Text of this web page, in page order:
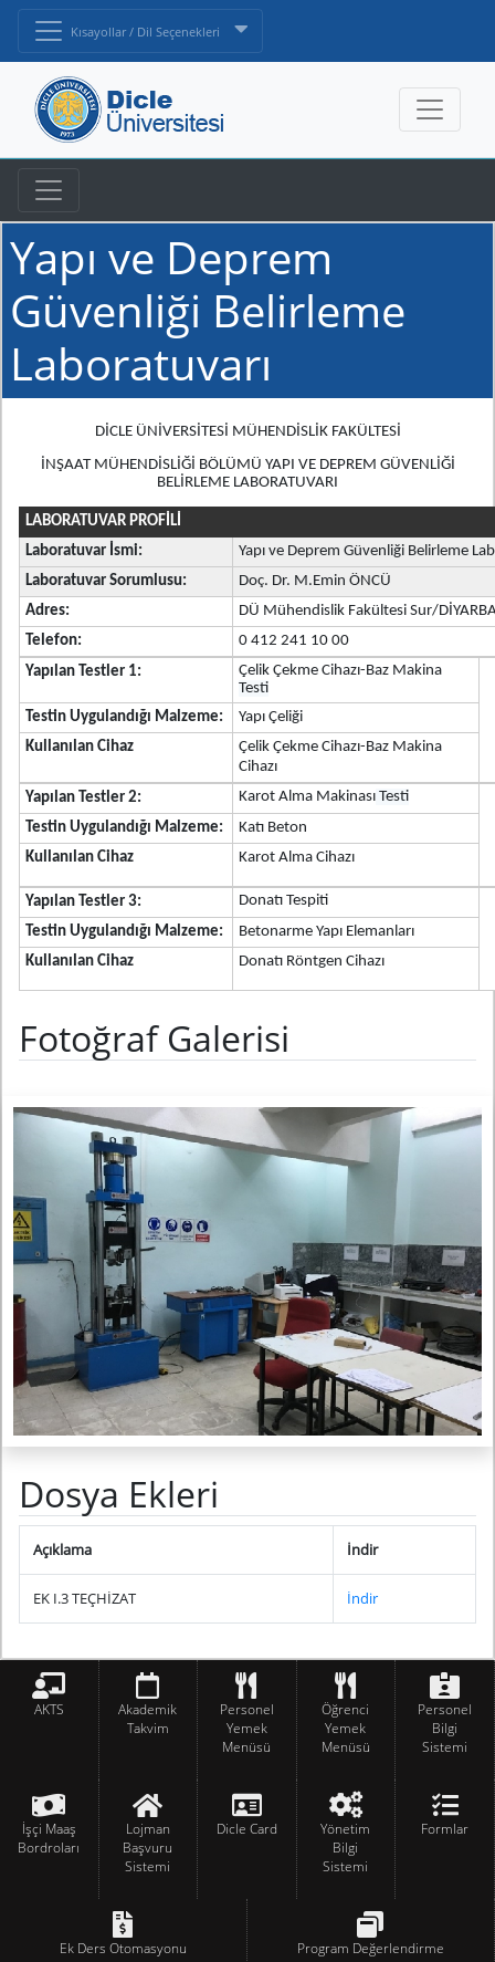
Kısayollar / Dil Seçenekleri
Yapı ve Deprem
Güvenliği Belirleme
Laboratuvarı
DİCLE ÜNİVERSİTESİ MÜHENDİSLİK FAKÜLTESİ
İNŞAAT MÜHENDİSLİĞİ BÖLÜMÜ YAPI VE DEPREM GÜVENLİĞİ
BELİRLEME LABORATUVARI
LABORATUVAR PROFİLİ
Laboratuvar İsmi:
Yapı ve Deprem Güvenliği Belirleme
Laboratuvar Sorumlusu:
Doç. Dr. M.Emin ÖNCÜ
Adres:
DÜ Mühendislik Fakültesi Sur/
Telefon:
0 412 241 10 00
Yapılan Testler 1:
Çelik Çekme Cihazı-Baz Makina
Testi
Testin Uygulandığı Malzeme:
Yapı Çeliği
Kullanılan Cihaz
Çelik Çekme Cihazı-Baz Makina
Cihazı
Yapılan Testler 2: Karot Alma MakinasıTesti
Testin Uygulandığı Malzeme:
Katı Beton
Kullanılan Cihaz
Karot AlmaCihazı
Yapılan Testler 3:
Donatı Tespiti
Testin Uygulandığı Malzeme:
Betonarme Yapı Elemanları
Kullanılan Cihaz
Donatı Röntgen Cihazı
Fotoğraf Galerisi
Dosya Ekleri
Açıklama İndir
EK I.3 TEÇHİZAT İndir
AKTS
Akademik
Takvim
Personel
Yemek
Menüsü
Öğrenci
Yemek
Menüsü
Personel
Bilgi
Sistemi
İşçi Maaş
Bordroları
Lojman
Başvuru
Sistemi
Dicle Card
Yönetim
Bilgi
Sistemi
Formlar
Ek Ders Otomasyonu Program Değerlendirme